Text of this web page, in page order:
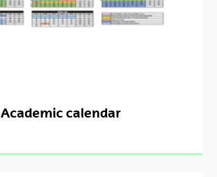
Academic calendar